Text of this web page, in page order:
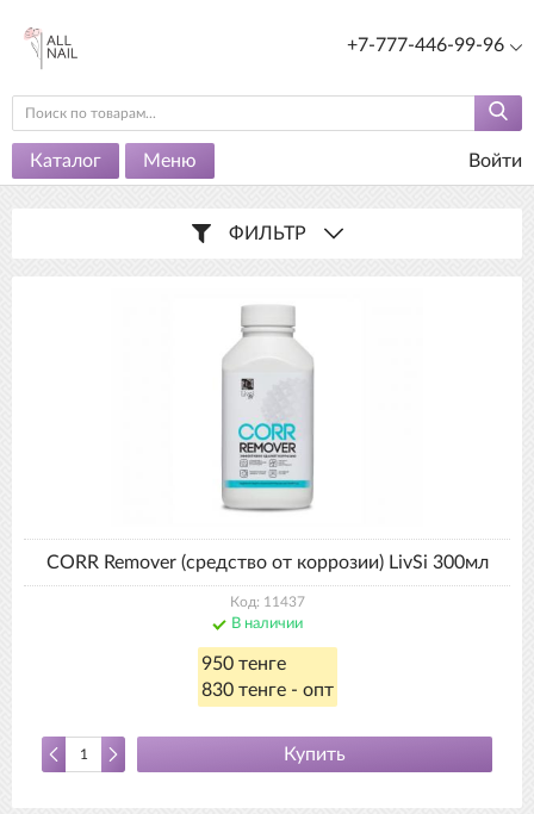
+7-777-446-99-96
Каталог Меню Войти
ФИЛЬТР
CORR Remover (средство от коррозии) LivSi 300мл
Код: 11437
В наличии
950 тенге
830 тенге - опт
Купить